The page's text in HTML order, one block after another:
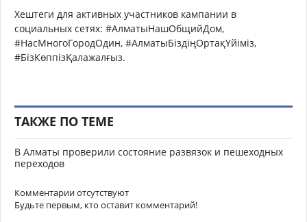
Хештеги для активных участников кампании в
социальных сетях: #АлматыНашОбщийДом,
#НасМногоГородОдин, #АлматыБіздіңОртақҮйіміз,
#БізКөппізҚалажалғыз.
ТАКЖЕ ПО ТЕМЕ
В Алматы проверили состояние развязок и пешеходных
переходов
Комментарии отсутствуют
Будьте первым, кто оставит комментарий!